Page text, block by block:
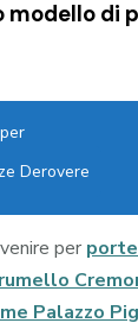
modello di
Derovere
per
Palazzo